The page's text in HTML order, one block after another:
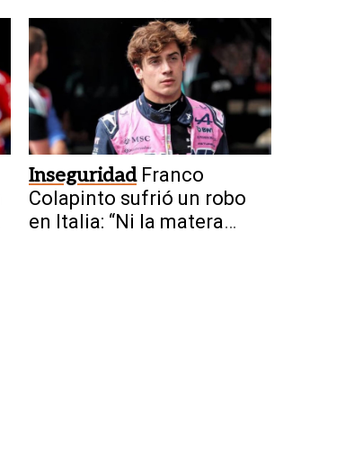
Inseguridad Franco
Colapinto sufrió un robo
en Italia: “Ni la matera